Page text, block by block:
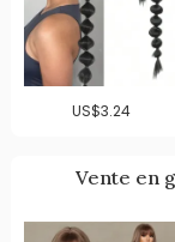
US$3.24
Vente en